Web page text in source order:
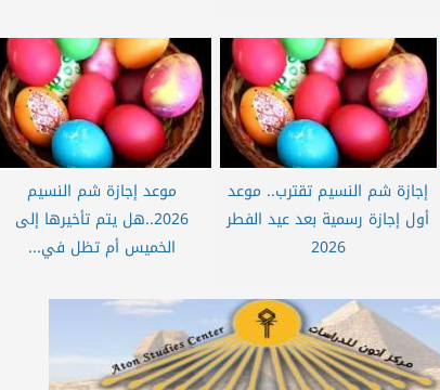
إجازة شم النسيم تقترب.. موعد
أول إجازة رسمية بعد عيد الفطر
2026
موعد إجازة شم النسيم
2026..هل يتم تأخيرها إلى
الخميس أم تظل في...